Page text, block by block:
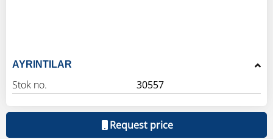
AYRINTILAR
Stok no. 30557
Request price